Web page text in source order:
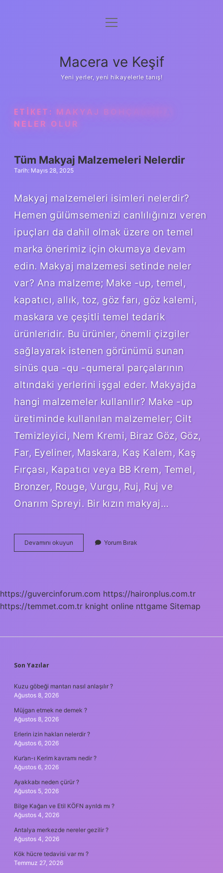
Anasayfa
Yasal Uyarı
menüyü
Macera ve Keşif
Yeni yerler, yeni hikayelerle tanış!
ETIKET: MAKYAJ BOHÇASINDA
NELER OLUR
Tüm Makyaj Malzemeleri Nelerdir
Tarih: Mayıs 28, 2025
Makyaj malzemeleri isimleri nelerdir?
Hemen gülümsemenizi canlılığınızı veren
ipuçları da dahil olmak üzere on temel
marka önerimiz için okumaya devam
edin. Makyaj malzemesi setinde neler
var? Ana malzeme; Make -up, temel,
kapatıcı, allık, toz, göz farı, göz kalemi,
maskara ve çeşitli temel tedarik
ürünleridir. Bu ürünler, önemli çizgiler
sağlayarak istenen görünümü sunan
sinüs qua -qu -qumeral parçalarının
altındaki yerlerini işgal eder. Makyajda
hangi malzemeler kullanılır? Make -up
üretiminde kullanılan malzemeler; Cilt
Temizleyici, Nem Kremi, Biraz Göz, Göz,
Far, Eyeliner, Maskara, Kaş Kalem, Kaş
Fırçası, Kapatıcı veya BB Krem, Temel,
Bronzer, Rouge, Vurgu, Ruj, Ruj ve
Onarım Spreyi. Bir kızın makyaj…
Devamını okuyun
Makyaj
Yorum Bırak
https://guvercinforum.com https://haironplus.com.tr
https://temmet.com.tr knight online nttgame Sitemap
SIDEBAR
Son Yazılar
Kuzu göbeği mantarı nasıl anlaşılır ?
Ağustos 8, 2026
Müjgan etmek ne demek ?
Ağustos 8, 2026
Erlerin izin hakları nelerdir ?
Ağustos 6, 2026
Kur’an-ı Kerim kavramı nedir ?
Ağustos 6, 2026
Ayakkabı neden çürür ?
Ağustos 5, 2026
Bilge Kağan ve Etil KÖFN ayrıldı mı ?
Ağustos 4, 2026
Antalya merkezde nereler gezilir ?
Ağustos 4, 2026
Kök hücre tedavisi var mı ?
Temmuz 27, 2026